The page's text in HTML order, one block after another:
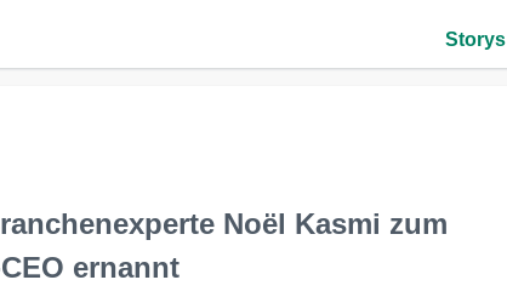
Storys
Noël Kasmi zum
ernannt